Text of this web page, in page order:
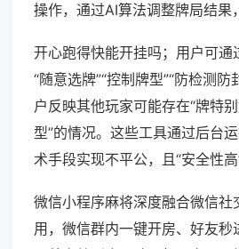
操作，通过AI算法调整牌局结果
开心跑得快能开挂吗；用户可通
“随意选牌”“控制牌型”“防检测防
户反映其他玩家可能存在“牌特
型”的情况。这些工具通过后台
术手段实现不平公，且“安全性高
微信小程序麻将深度融合微信社
用，微信群内一键开房、好友秒